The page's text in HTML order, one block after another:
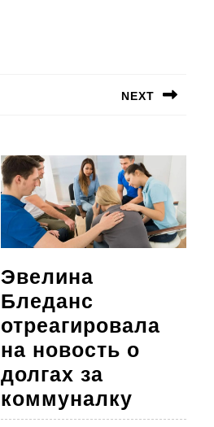
NEXT
Эвелина
Бледанс
отреагировала
на новость о
долгах за
коммуналку
Бледанс